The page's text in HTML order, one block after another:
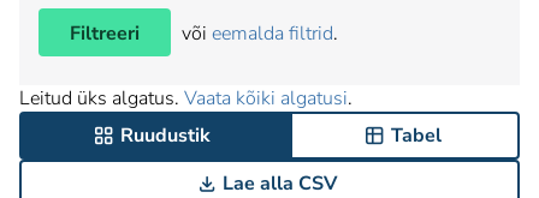
Filtreeri
või eemalda filtrid.
Leitud üks algatus. Vaata kõiki algatusi.
Ruudustik
Tabel
Lae alla CSV